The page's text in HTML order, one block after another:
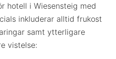
hotell i Wiesensteig med
inkluderar alltid frukost
samt ytterligare
vistelse: